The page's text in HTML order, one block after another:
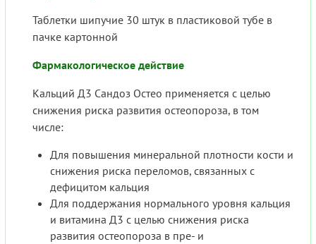
Таблетки шипучие 30 штук в пластиковой тубе в
пачке картонной
Фармакологическое действие
Кальций Д3 Сандоз Остео применяется с целью
снижения риска развития остеопороза, в том
числе:
Для повышения минеральной плотности кости и
снижения риска переломов, связанных с
дефицитом кальция
Для поддержания нормального уровня кальция
и витамина Д3 с целью снижения риска
развития остеопороза в пре- и